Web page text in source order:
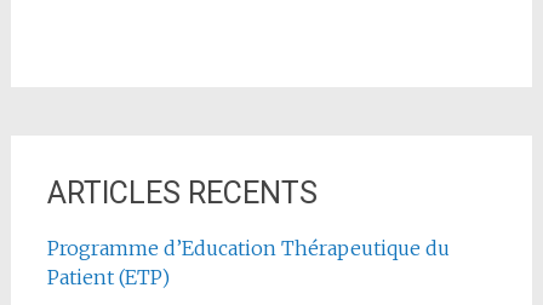
ARTICLES RECENTS
Programme d’Education Thérapeutique du
Patient (ETP)